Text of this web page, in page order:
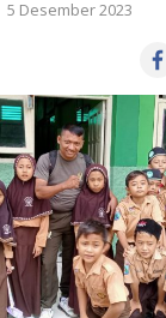
5 Desember 2023